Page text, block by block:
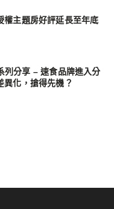
權主題房好評延長至年底
分享 – 速食品牌進入分
異化，搶得先機？